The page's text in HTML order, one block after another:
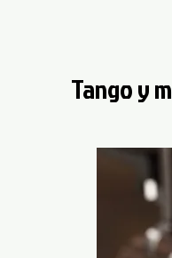
Tango y